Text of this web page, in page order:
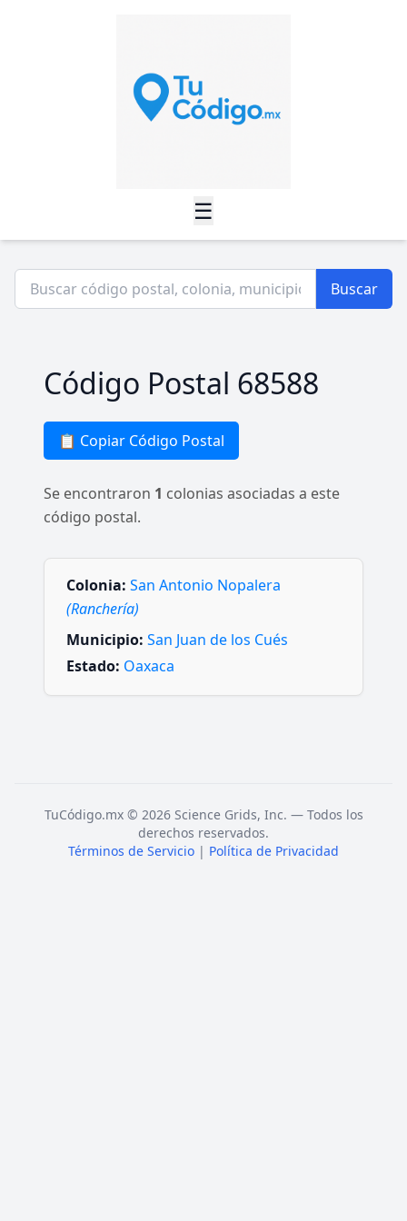
☰
Buscar
Código Postal 68588
📋 Copiar Código Postal
Se encontraron 1 colonias asociadas a este
código postal.
Colonia: San Antonio Nopalera
(Ranchería)
Municipio: San Juan de los Cués
Estado: Oaxaca
TuCódigo.mx © 2026 Science Grids, Inc. — Todos los
derechos reservados.
Términos de Servicio | Política de Privacidad